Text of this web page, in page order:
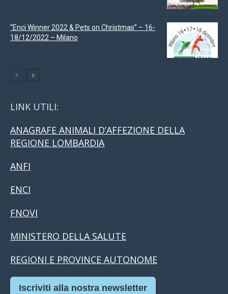
“Enci Winner 2022 & Pets on Christmas” – 16-
18/12/2022 – Milano
LINK UTILI:
ANAGRAFE ANIMALI D’AFFEZIONE DELLA
REGIONE LOMBARDIA
ANFI
ENCI
FNOVI
MINISTERO DELLA SALUTE
REGIONI E PROVINCE AUTONOME
Iscriviti alla nostra newsletter